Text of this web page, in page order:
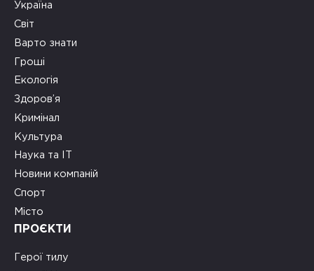
Україна
Світ
Варто знати
Гроші
Екологія
Здоров’я
Кримінал
Культура
Наука та ІТ
Новини компаній
Спорт
Місто
ПРОЄКТИ
Герої тилу